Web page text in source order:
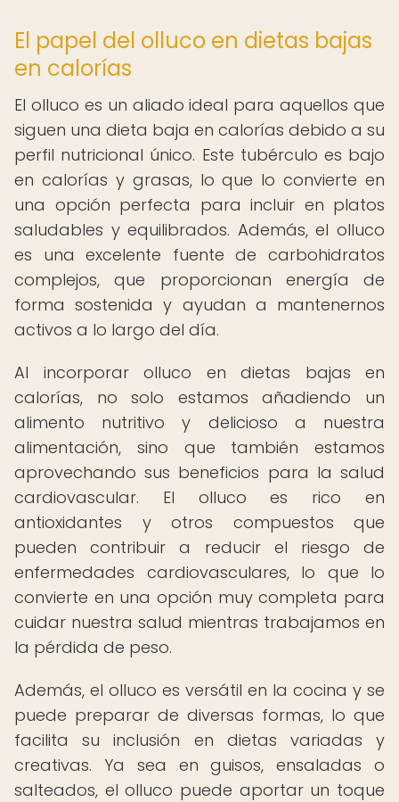
El papel del olluco en dietas bajas
en calorías
El olluco es un aliado ideal para aquellos que
siguen una dieta baja en calorías debido a su
perfil nutricional único. Este tubérculo es bajo
en calorías y grasas, lo que lo convierte en
una opción perfecta para incluir en platos
saludables y equilibrados. Además, el olluco
es una excelente fuente de carbohidratos
complejos, que proporcionan energía de
forma sostenida y ayudan a mantenernos
activos a lo largo del día.
Al incorporar olluco en dietas bajas en
calorías, no solo estamos añadiendo un
alimento nutritivo y delicioso a nuestra
alimentación, sino que también estamos
aprovechando sus beneficios para la salud
cardiovascular. El olluco es rico en
antioxidantes y otros compuestos que
pueden contribuir a reducir el riesgo de
enfermedades cardiovasculares, lo que lo
convierte en una opción muy completa para
cuidar nuestra salud mientras trabajamos en
la pérdida de peso.
Además, el olluco es versátil en la cocina y se
puede preparar de diversas formas, lo que
facilita su inclusión en dietas variadas y
creativas. Ya sea en guisos, ensaladas o
salteados, el olluco puede aportar un toque